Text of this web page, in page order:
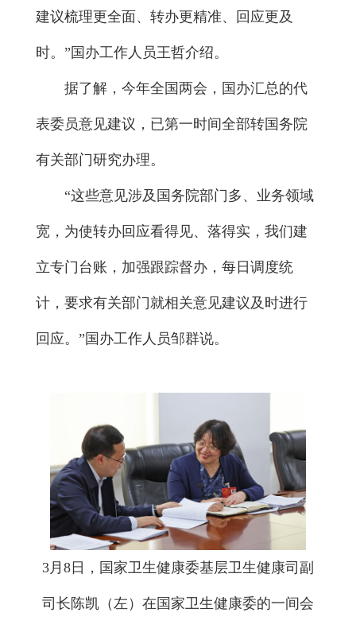
建议梳理更全面、转办更精准、回应更及
时。”国办工作人员王哲介绍。
据了解，今年全国两会，国办汇总的代
表委员意见建议，已第一时间全部转国务院
有关部门研究办理。
“这些意见涉及国务院部门多、业务领域
宽，为使转办回应看得见、落得实，我们建
立专门台账，加强跟踪督办，每日调度统
计，要求有关部门就相关意见建议及时进行
回应。”国办工作人员邹群说。
3月8日，国家卫生健康委基层卫生健康司副
司长陈凯（左）在国家卫生健康委的一间会